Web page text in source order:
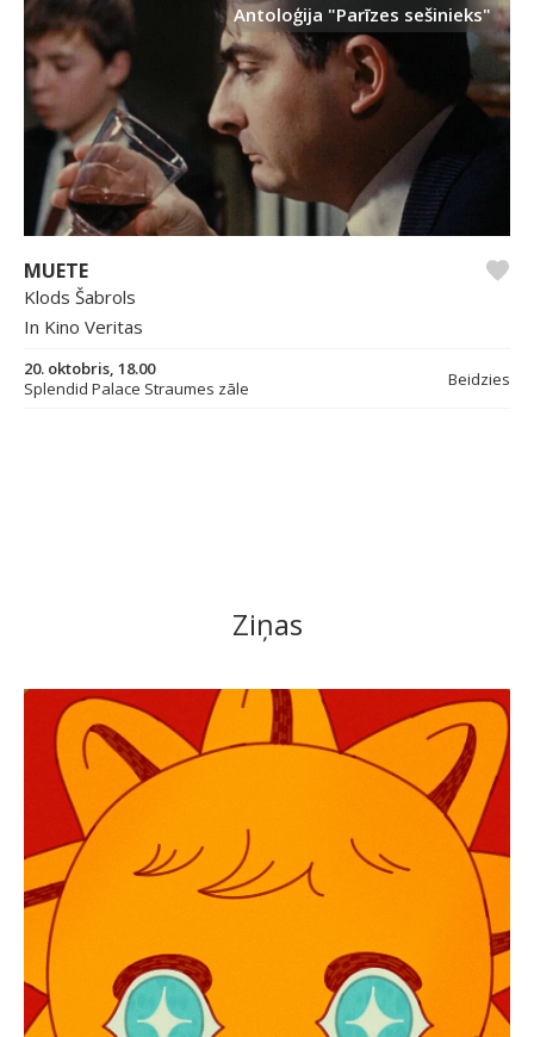
Antoloģija "Parīzes sešinieks"
MUETE
Klods Šabrols
In Kino Veritas
20. oktobris, 18.00
Splendid Palace Straumes zāle
Beidzies
Ziņas